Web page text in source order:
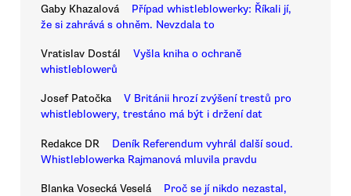
Gaby Khazalová
Případ whistleblowerky: Říkali jí,
že si zahrává s ohněm. Nevzdala to
Vratislav Dostál
Vyšla kniha o ochraně
whistleblowerů
Josef Patočka
V Británii hrozí zvýšení trestů pro
whistleblowery, trestáno má být i držení dat
Redakce DR
Deník Referendum vyhrál další soud.
Whistleblowerka Rajmanová mluvila pravdu
Blanka Vosecká Veselá
Proč se jí nikdo nezastal,